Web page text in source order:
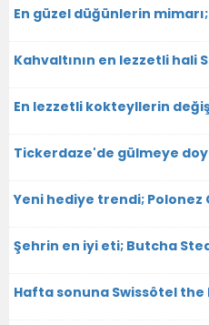
En güzel düğünlerin
Kahvaltının en lezzetli hali
En lezzetli kokteyllerin
Tickerdaze'de gülmeye
Yeni hediye trendi; Polonez
Şehrin en iyi eti; Butcha
Hafta sonuna Swissôtel